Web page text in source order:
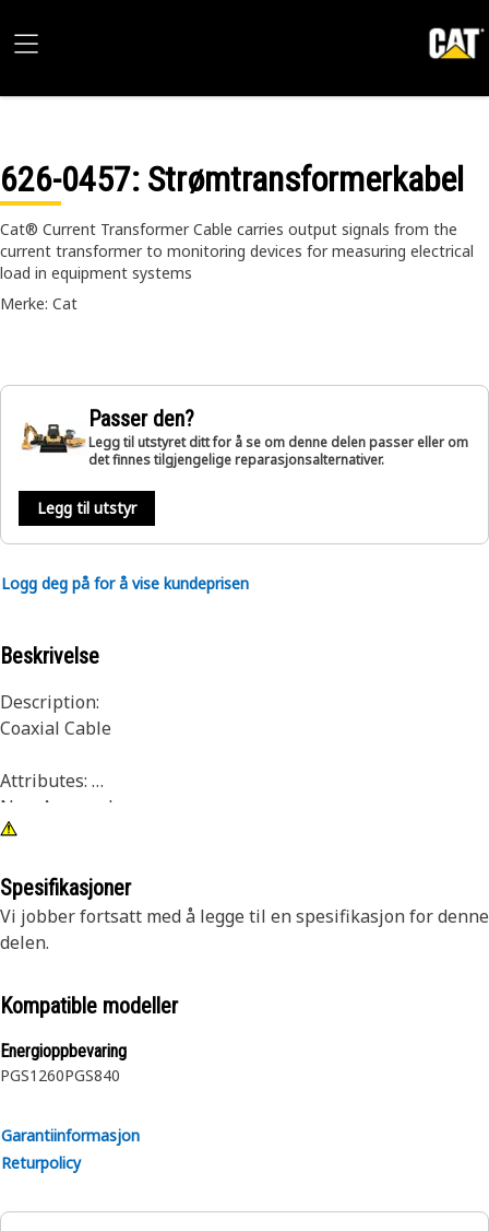
626-0457: Strømtransformerkabel
Cat® Current Transformer Cable carries output signals from the
current transformer to monitoring devices for measuring electrical
load in equipment systems
Merke: Cat
Passer den?
Legg til utstyret ditt for å se om denne delen passer eller om
det finnes tilgjengelige reparasjonsalternativer.
Legg til utstyr
Logg deg på for å vise kundeprisen
Beskrivelse
Description:
Coaxial Cable
Attributes:
Non-Armored
Recommended Application:
All work environments
Spesifikasjoner
Vi jobber fortsatt med å legge til en spesifikasjon for denne
delen.
Kompatible modeller
Energioppbevaring
PGS1260PGS840
Garantiinformasjon
Returpolicy